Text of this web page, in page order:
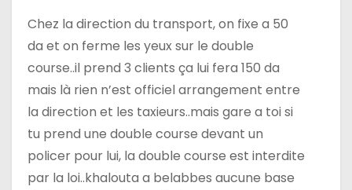
a
r
t
c
Chez la direction du transport, on fixe a 50
da et on ferme les yeux sur le double
course..il prend 3 clients ça lui fera 150 da
mais là rien n’est officiel arrangement entre
la direction et les taxieurs..mais gare a toi si
tu prend une double course devant un
policer pour lui, la double course est interdite
par la loi..khalouta a belabbes aucune base